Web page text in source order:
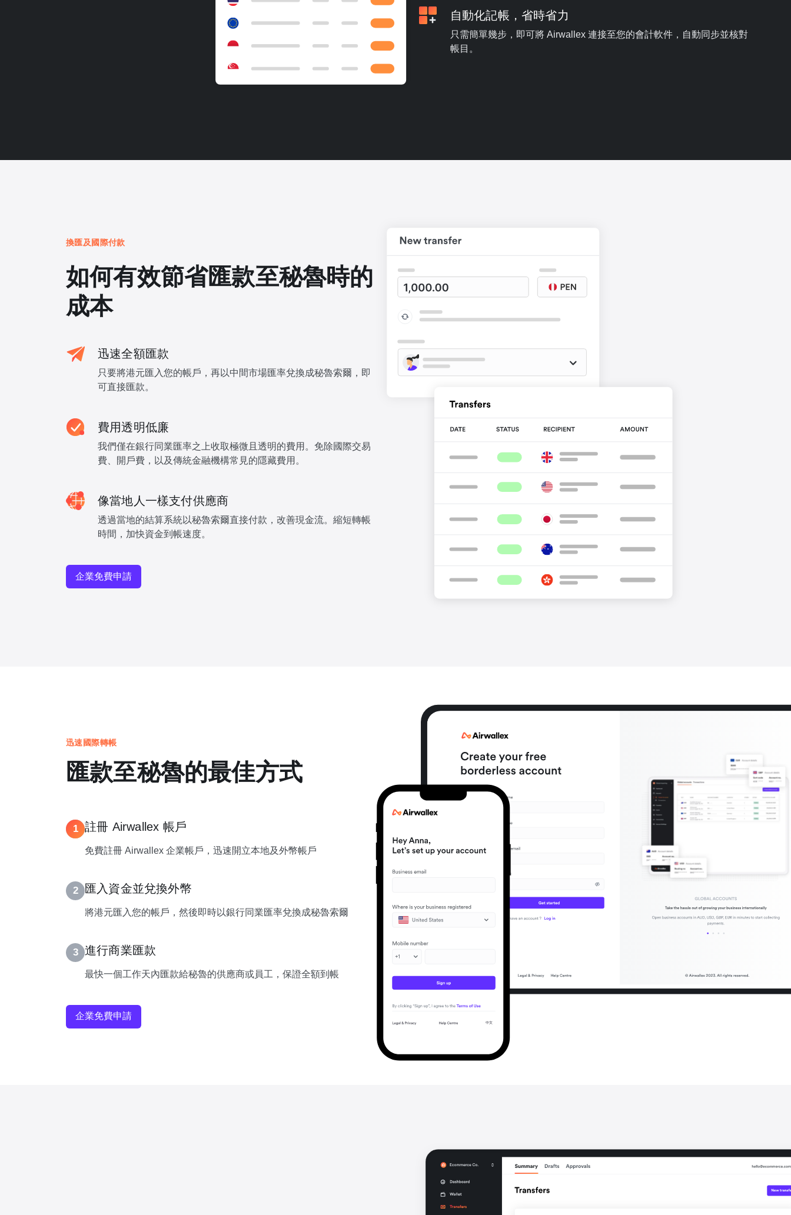
自動化記帳，省時省力
只需簡單幾步，即可將 Airwallex 連接至您的會計軟件，自動同步並核對
帳目。
換匯及國際付款
如何有效節省匯款至秘魯時的
成本
迅速全額匯款
只要將港元匯入您的帳戶，再以中間市場匯率兌換成秘魯索爾，即
可直接匯款。
費用透明低廉
我們僅在銀行同業匯率之上收取極微且透明的費用。免除國際交易
費、開戶費，以及傳統金融機構常見的隱藏費用。
像當地人一樣支付供應商
透過當地的結算系統以秘魯索爾直接付款，改善現金流。縮短轉帳
時間，加快資金到帳速度。
企業免費申請
迅速國際轉帳
匯款至秘魯的最佳方式
1 註冊 Airwallex 帳戶
免費註冊 Airwallex 企業帳戶，迅速開立本地及外幣帳戶
2 匯入資金並兌換外幣
將港元匯入您的帳戶，然後即時以銀行同業匯率兌換成秘魯索爾
3 進行商業匯款
最快一個工作天內匯款給秘魯的供應商或員工，保證全額到帳
企業免費申請